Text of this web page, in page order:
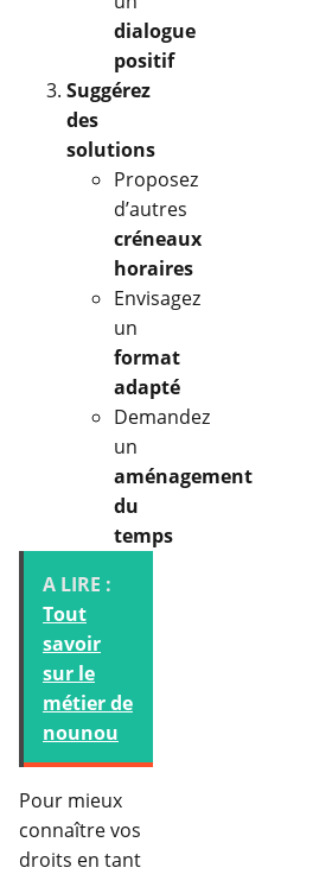
dialogue
positif
Suggérez
des
solutions
Proposez
d’autres
créneaux
horaires
Envisagez
un
format
adapté
Demandez
un
aménagement
du
temps
A LIRE :
Tout
savoir
sur le
métier de
nounou
Pour mieux
connaître vos
droits en tant